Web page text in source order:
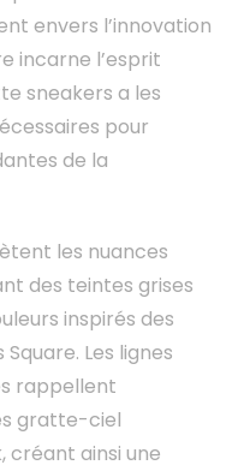
envers l’innovation
incarne l’esprit
sneakers a les
pour
de la
les nuances
des teintes grises
inspirés des
Les lignes
rappellent
gratte-ciel
créant ainsi une